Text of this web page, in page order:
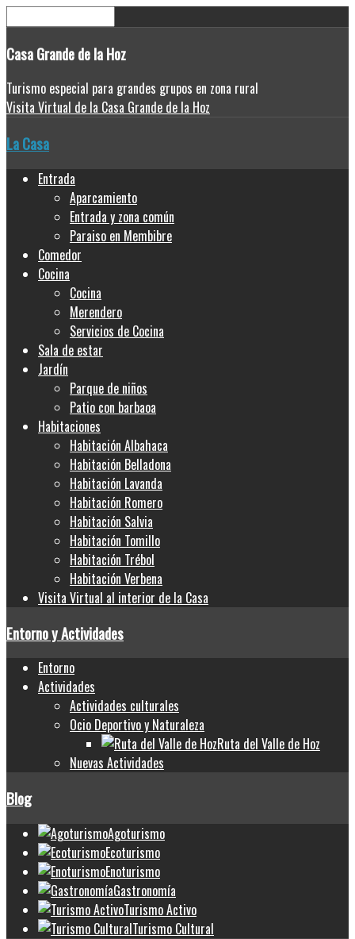
CasaGrande de la Hoz
Turismo especial para grandes grupos en zona rural
Visita Virtual de la Casa Grande de la Hoz
La Casa
Entrada
Aparcamiento
Entrada y zona común
Paraiso en Membibre
Comedor
Cocina
Cocina
Merendero
Servicios de Cocina
Sala de estar
Jardín
Parque de niños
Patio con barbaoa
Habitaciones
Habitación Albahaca
Habitación Belladona
Habitación Lavanda
Habitación Romero
Habitación Salvia
Habitación Tomillo
Habitación Trébol
Habitación Verbena
Visita Virtual al interior de la Casa
Entorno y Actividades
Entorno
Actividades
Actividades culturales
Ocio Deportivo y Naturaleza
Ruta del Valle de Hoz
Nuevas Actividades
Blog
Agoturismo
Ecoturismo
Enoturismo
Gastronomía
Turismo Activo
Turismo Cultural